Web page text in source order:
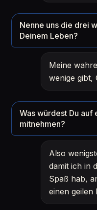
Nenne uns die drei
Deinem Leben?
Meine
wenige gibt,
Was würdest Du auf
mitnehmen?
Also
damit ich in
Spaß hab,
einen geilen